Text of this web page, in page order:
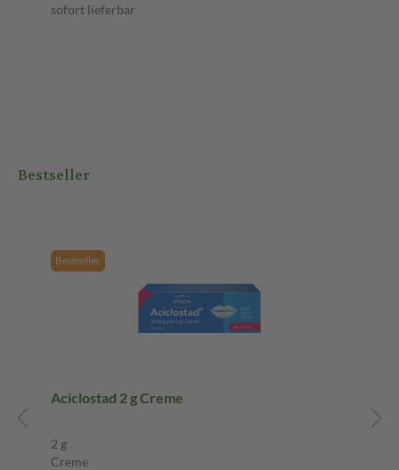
sofort lieferbar
Bestseller
Bestseller
Aciclostad 2 g Creme
2 g
Creme